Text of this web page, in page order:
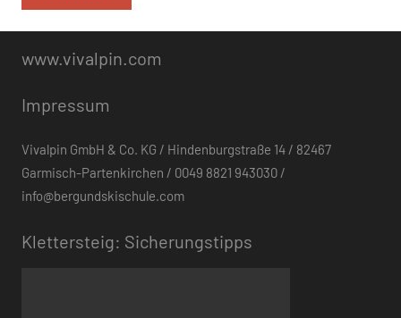
www.vivalpin.com
Impressum
Vivalpin GmbH & Co. KG / Hindenburgstraße 14 / 82467
Garmisch-Partenkirchen / 0049 8821 943030 /
info@bergundskischule.com
Klettersteig: Sicherungstipps